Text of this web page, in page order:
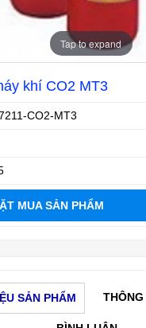
Tap to expand
khí CO2 MT3
CO2-MT3
MUA SẢN PHẨM
SẢN PHẨM